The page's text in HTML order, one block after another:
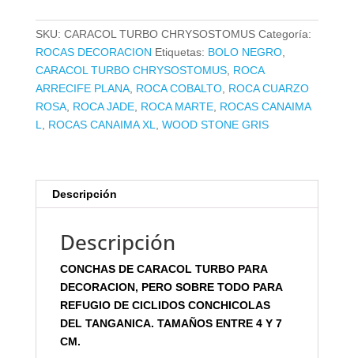
SKU: CARACOL TURBO CHRYSOSTOMUS Categoría:
ROCAS DECORACION Etiquetas: BOLO NEGRO,
CARACOL TURBO CHRYSOSTOMUS, ROCA
ARRECIFE PLANA, ROCA COBALTO, ROCA CUARZO
ROSA, ROCA JADE, ROCA MARTE, ROCAS CANAIMA
L, ROCAS CANAIMA XL, WOOD STONE GRIS
Descripción
Descripción
CONCHAS DE CARACOL TURBO PARA
DECORACION, PERO SOBRE TODO PARA
REFUGIO DE CICLIDOS CONCHICOLAS
DEL TANGANICA. TAMAÑOS ENTRE 4 Y 7
CM.